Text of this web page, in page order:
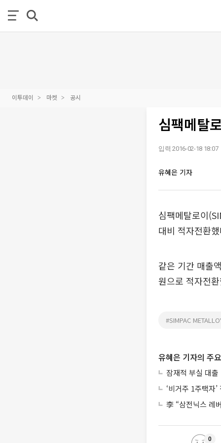
이투데이 마켓 공시
심팩메탈
입력 2016-02-18 18:07
유혜은 기자
심팩메탈로이
대비 적자전환
같은 기간 매출
원으로 적자전
#SIMPAC
유혜은 기자의 주
잠재적 부실 대
‘비거주 1주택자
李 “삼전닉스 레
0